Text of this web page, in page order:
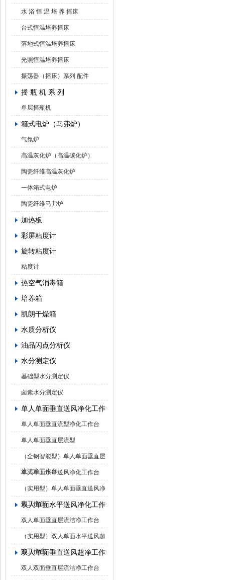
水 浴 恒 温 培 养 摇床
台式恒温培养摇床
落地式恒温培养摇床
光照恒温培养摇床
振荡器（摇床）系列 配件
摇 瓶 机 系 列
单层摇瓶机
箱式电炉（马弗炉）
气氛炉
高温灰化炉（高温碳化炉）
陶瓷纤维高温灰化炉
一体箱式电炉
陶瓷纤维马弗炉
加热板
彩屏粘度计
旋转粘度计
粘度计
热空气消毒箱
培养箱
凯朗干燥箱
水质分析仪
油品闪点分析仪
水分测定仪
基础型水分测定仪
卤素水分测定仪
单人单面垂直送风净化工作台
单人单面垂直流型净化工作台
单人单面垂直层流型
（全钢智能型）单人单面垂直层
流洁净工作台
单人单面水平送风净化工作台
（实用型）单人单面垂直送风净
化工作台
双人单面水平送风净化工作台
双人单面垂直层流洁净工作台
（实用型）双人单面水平送风超
净工作台
双人单面垂直送风超净工作台
双人双面垂直层流洁净工作台